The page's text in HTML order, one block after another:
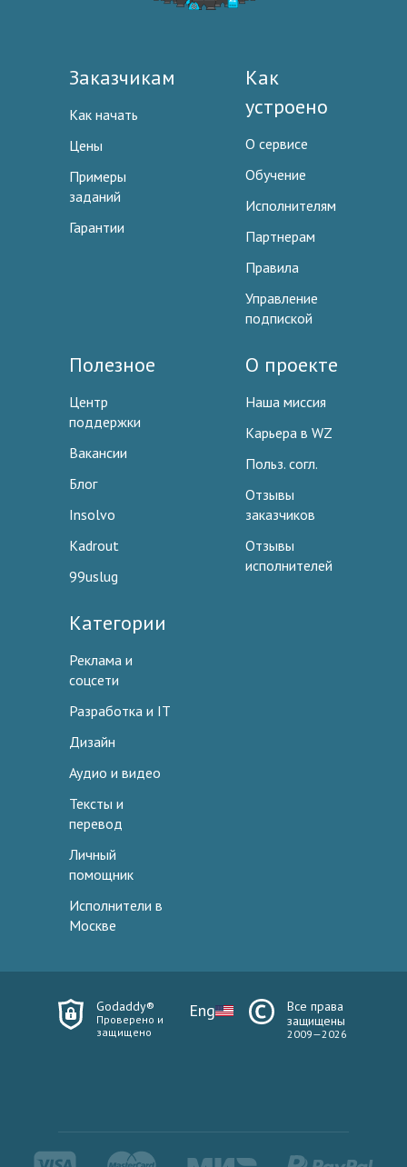
Заказчикам
Как начать
Цены
Примеры
заданий
Гарантии
Как
устроено
О сервисе
Обучение
Исполнителям
Партнерам
Правила
Управление
подпиской
Полезное
Центр
поддержки
Вакансии
Блог
Insolvo
Kadrout
99uslug
О проекте
Наша миссия
Карьера в WZ
Польз. согл.
Отзывы
заказчиков
Отзывы
исполнителей
Категории
Реклама и
соцсети
Разработка и IT
Дизайн
Аудио и видео
Тексты и
перевод
Личный
помощник
Исполнители в
Москве
Godaddy®
Проверено и
защищено
Eng
Все права
защищены
2009—2026